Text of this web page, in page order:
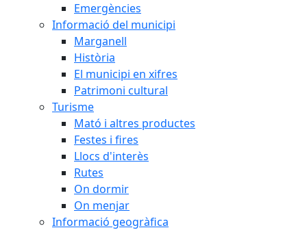
Emergències
Informació del municipi
Marganell
Història
El municipi en xifres
Patrimoni cultural
Turisme
Mató i altres productes
Festes i fires
Llocs d'interès
Rutes
On dormir
On menjar
Informació geogràfica